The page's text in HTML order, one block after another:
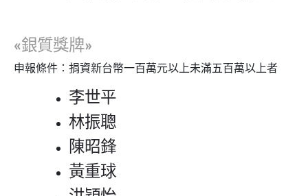
«銀質獎牌»
申報條件：捐資新台幣一百萬元以上未滿五百萬以上者
李世平
林振聰
陳昭鋒
黃重球